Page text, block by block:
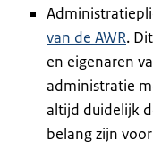
van de AWR.
en eigenaren
administratie
altijd duidelijk
belang zijn